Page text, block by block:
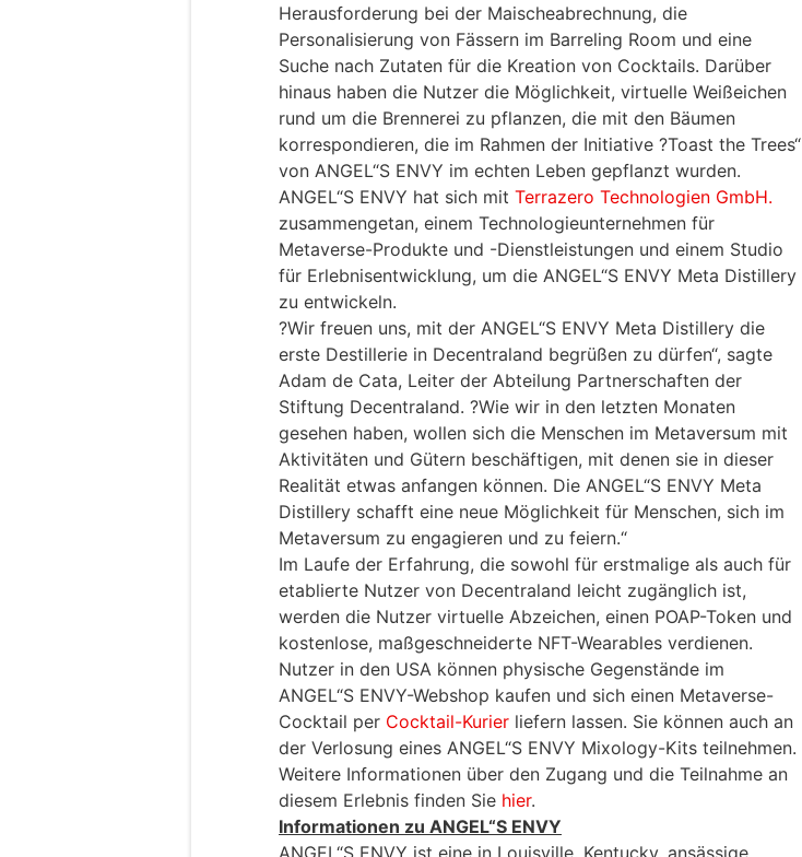
Herausforderung bei der Maischeabrechnung, die
Personalisierung von Fässern im Barreling Room und eine
Suche nach Zutaten für die Kreation von Cocktails. Darüber
hinaus haben die Nutzer die Möglichkeit, virtuelle Weißeichen
rund um die Brennerei zu pflanzen, die mit den Bäumen
korrespondieren, die im Rahmen der Initiative ?Toast the Trees“
von ANGEL“S ENVY im echten Leben gepflanzt wurden.
ANGEL“S ENVY hat sich mit Terrazero Technologien GmbH.
zusammengetan, einem Technologieunternehmen für
Metaverse-Produkte und -Dienstleistungen und einem Studio
für Erlebnisentwicklung, um die ANGEL“S ENVY Meta Distillery
zu entwickeln.
?Wir freuen uns, mit der ANGEL“S ENVY Meta Distillery die
erste Destillerie in Decentraland begrüßen zu dürfen“, sagte
Adam de Cata, Leiter der Abteilung Partnerschaften der
Stiftung Decentraland. ?Wie wir in den letzten Monaten
gesehen haben, wollen sich die Menschen im Metaversum mit
Aktivitäten und Gütern beschäftigen, mit denen sie in dieser
Realität etwas anfangen können. Die ANGEL“S ENVY Meta
Distillery schafft eine neue Möglichkeit für Menschen, sich im
Metaversum zu engagieren und zu feiern.“
Im Laufe der Erfahrung, die sowohl für erstmalige als auch für
etablierte Nutzer von Decentraland leicht zugänglich ist,
werden die Nutzer virtuelle Abzeichen, einen POAP-Token und
kostenlose, maßgeschneiderte NFT-Wearables verdienen.
Nutzer in den USA können physische Gegenstände im
ANGEL“S ENVY-Webshop kaufen und sich einen Metaverse-
Cocktail per Cocktail-Kurier liefern lassen. Sie können auch an
der Verlosung eines ANGEL“S ENVY Mixology-Kits teilnehmen.
Weitere Informationen über den Zugang und die Teilnahme an
diesem Erlebnis finden Sie hier.
Informationen zu ANGEL“S ENVY